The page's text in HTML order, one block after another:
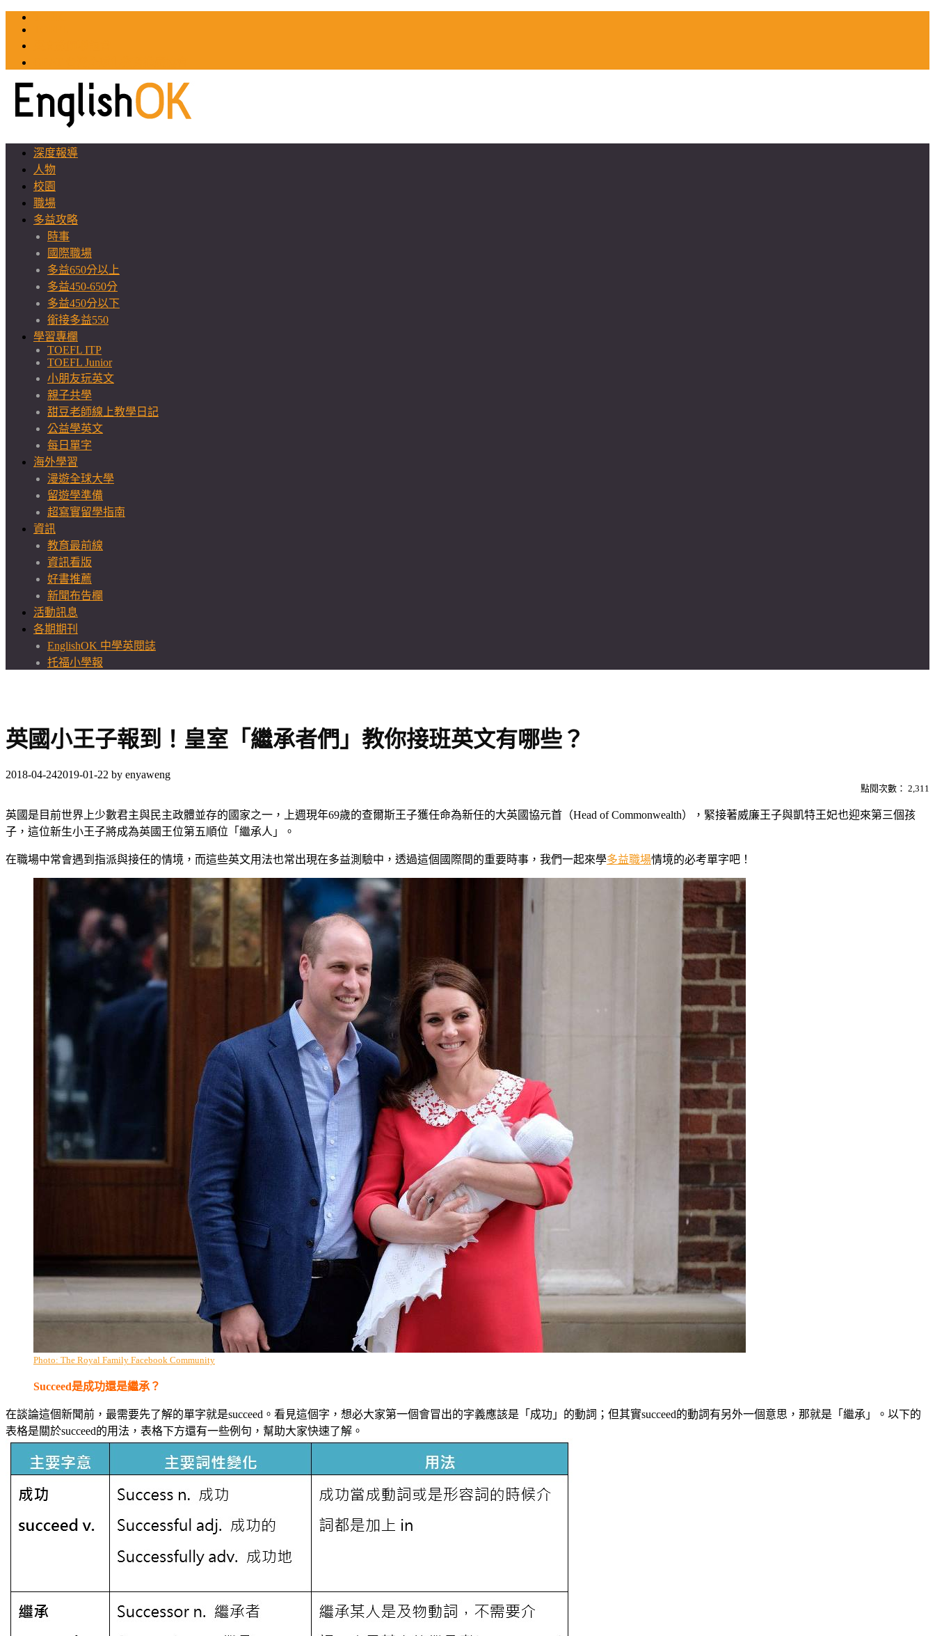
深度報導
人物
校園
職場
多益攻略
時事
國際職場
多益650分以上
多益450-650分
多益450分以下
銜接多益550
學習專欄
TOEFL ITP
TOEFL Junior
小朋友玩英文
親子共學
甜豆老師線上教學日記
公益學英文
每日單字
海外學習
漫遊全球大學
留遊學準備
超寫實留學指南
資訊
教育最前線
資訊看版
好書推薦
新聞布告欄
活動訊息
各期期刊
EnglishOK 中學英閱誌
托福小學報
英國小王子報到！皇室「繼承者們」教你接班英文有哪些？
2018-04-242019-01-22 by enyaweng
點閱次數： 2,311
英國是目前世界上少數君主與民主政體並存的國家之一，上週現年69歲的查爾斯王子獲任命為新任的大英國協元首（Head of Commonwealth），緊接著威廉王子與凱特王妃也迎來第三個孩
子，這位新生小王子將成為英國王位第五順位「繼承人」。
在職場中常會遇到指派與接任的情境，而這些英文用法也常出現在多益測驗中，透過這個國際間的重要時事，我們一起來學多益職場情境的必考單字吧！
Photo: The Royal Family Facebook Community
Succeed是成功還是繼承？
在談論這個新聞前，最需要先了解的單字就是succeed。看見這個字，想必大家第一個會冒出的字義應該是「成功」的動詞；但其實succeed的動詞有另外一個意思，那就是「繼承」。以下的
表格是關於succeed的用法，表格下方還有一些例句，幫助大家快速了解。